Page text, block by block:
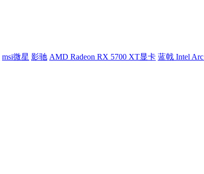
msi微星 影驰 AMD Radeon RX 5700 XT显卡 蓝戟 Intel